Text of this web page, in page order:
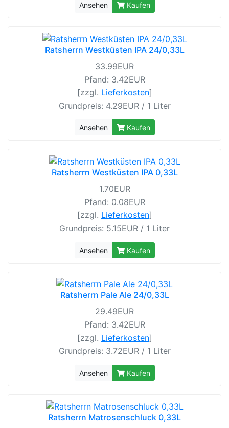
Ansehen Kaufen
Ratsherrn Westküsten IPA 24/0,33L
33.99EUR
Pfand: 3.42EUR
[zzgl. Lieferkosten]
Grundpreis: 4.29EUR / 1 Liter
Ansehen Kaufen
Ratsherrn Westküsten IPA 0,33L
1.70EUR
Pfand: 0.08EUR
[zzgl. Lieferkosten]
Grundpreis: 5.15EUR / 1 Liter
Ansehen Kaufen
Ratsherrn Pale Ale 24/0,33L
29.49EUR
Pfand: 3.42EUR
[zzgl. Lieferkosten]
Grundpreis: 3.72EUR / 1 Liter
Ansehen Kaufen
Ratsherrn Matrosenschluck 0,33L